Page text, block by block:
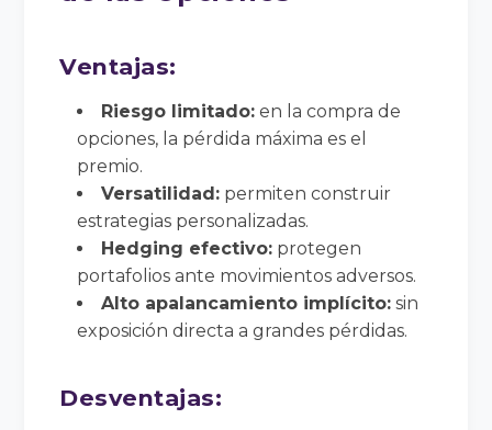
Ventajas:
Riesgo limitado: en la compra de
opciones, la pérdida máxima es el
premio.
Versatilidad: permiten construir
estrategias personalizadas.
Hedging efectivo: protegen
portafolios ante movimientos adversos.
Alto apalancamiento implícito: sin
exposición directa a grandes pérdidas.
Desventajas: